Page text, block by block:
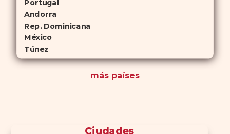
Portugal
Andorra
Rep. Dominicana
México
Túnez
más países
Ciudades